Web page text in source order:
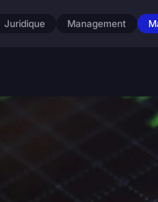
Juridique Management